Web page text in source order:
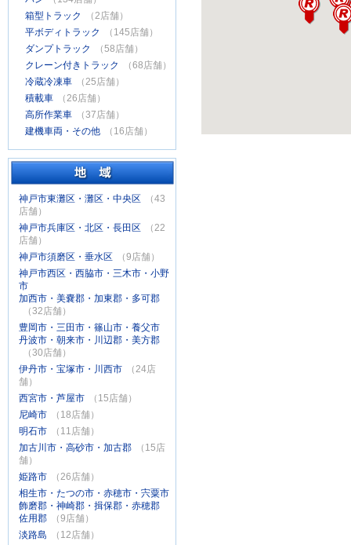
箱型トラック
（2店舗）
平ボディトラック
（145店舗）
ダンプトラック
（58店舗）
クレーン付きトラック
（68店舗）
冷蔵冷凍車
（25店舗）
積載車
（26店舗）
高所作業車
（37店舗）
建機車両・その他
（16店舗）
神戸市東灘区・灘区・中央区
（43
店舗）
神戸市兵庫区・北区・長田区
（22
店舗）
神戸市須磨区・垂水区
（9店舗）
神戸市西区・西脇市・三木市・小野
市
加西市・美嚢郡・加東郡・多可郡
（32店舗）
豊岡市・三田市・篠山市・養父市
丹波市・朝来市・川辺郡・美方郡
（30店舗）
伊丹市・宝塚市・川西市
（24店
舗）
西宮市・芦屋市
（15店舗）
尼崎市
（18店舗）
明石市
（11店舗）
加古川市・高砂市・加古郡
（15店
舗）
姫路市
（26店舗）
相生市・たつの市・赤穂市・宍粟市
飾磨郡・神崎郡・揖保郡・赤穂郡
佐用郡
（9店舗）
淡路島
（12店舗）